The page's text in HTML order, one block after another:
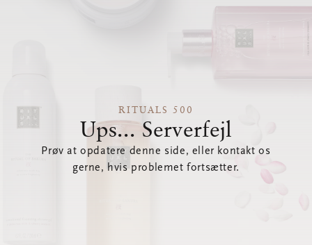
RITUALS 500
Ups... Serverfejl
Prøv at opdatere denne side, eller kontakt os
gerne, hvis problemet fortsætter.